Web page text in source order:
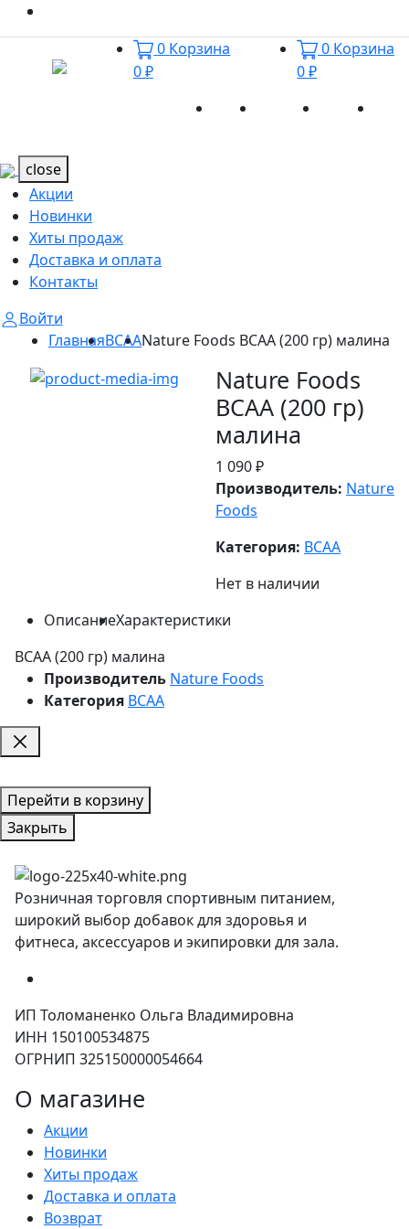
0 Корзина
0 ₽
0 Корзина
0 ₽
Акции Новинки
close
Акции
Новинки
Хиты продаж
Доставка и оплата
Контакты
Войти
ГлавнаяBCAANature Foods BCAA (200 гр) малина
Nature Foods
BCAA (200 гр)
малина
1 090 ₽
Производитель: Nature
Foods
Категория: BCAA
Нет в наличии
ОписаниеХарактеристики
BCAA (200 гр) малина
Производитель Nature Foods
Категория BCAA
Перейти в корзину
Закрыть
Розничная торговля спортивным питанием,
широкий выбор добавок для здоровья и
фитнеса, аксессуаров и экипировки для зала.
ИП Толоманенко Ольга Владимировна
ИНН 150100534875
ОГРНИП 325150000054664
О магазине
Акции
Новинки
Хиты продаж
Доставка и оплата
Возврат